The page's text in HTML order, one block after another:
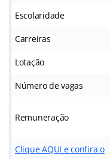
Escolaridade
Carreiras
Lotação
Número de vagas
Remuneração
Clique AQUI e confira o